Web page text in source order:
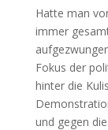
Hatte man
immer
Fokus der
hinter die
und gegen